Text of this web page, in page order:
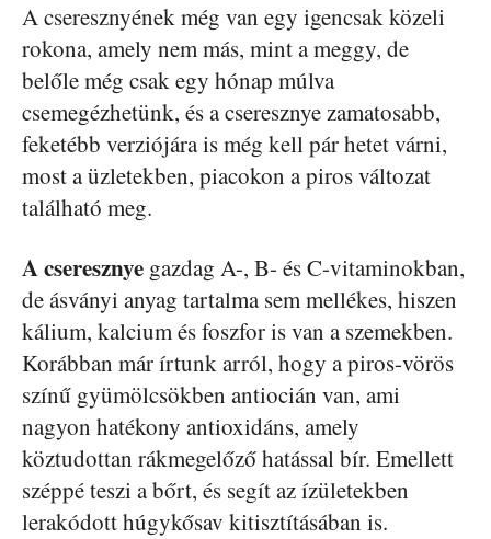
A cseresznyének még van egy igencsak közeli
rokona, amely nem más, mint a meggy, de
belőle még csak egy hónap múlva
csemegézhetünk, és a cseresznye zamatosabb,
feketébb verziójára is még kell pár hetet várni,
most a üzletekben, piacokon a piros változat
található meg.
A cseresznye gazdag A-, B- és C-vitaminokban,
de ásványi anyag tartalma sem mellékes, hiszen
kálium, kalcium és foszfor is van a szemekben.
Korábban már írtunk arról, hogy a piros-vörös
színű gyümölcsökben antiocián van, ami
nagyon hatékony antioxidáns, amely
köztudottan rákmegelőző hatással bír. Emellett
széppé teszi a bőrt, és segít az ízületekben
lerakódott húgykősav kitisztításában is.